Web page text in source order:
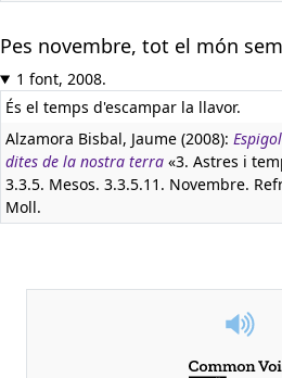
Pes novembre, tot el món
1 font, 2008.
És el temps d'escampar la llavor.
Alzamora Bisbal, Jaume (2008):
dites de la nostra terra «3. Astres i
3.3.5. Mesos. 3.3.5.11. Novembre.
Moll.